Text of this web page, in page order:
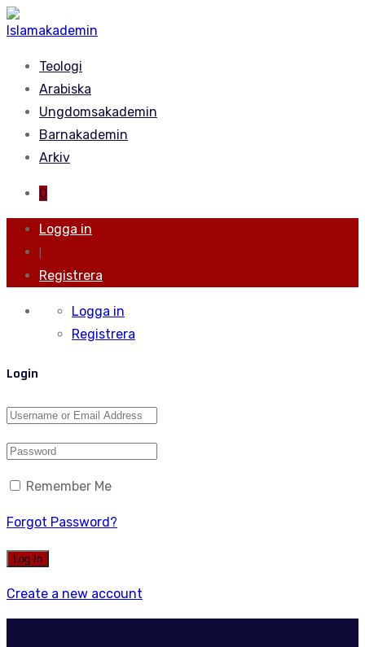
Teologi
Arabiska
Ungdomsakademin
Barnakademin
Arkiv
0
Logga in
Registrera
Logga in
Registrera
Login
Remember Me
Forgot Password?
Create a new account